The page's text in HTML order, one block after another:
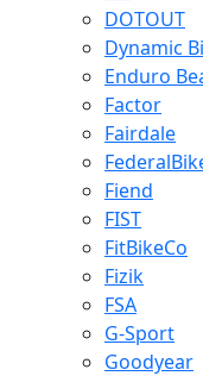
DOTOUT
Dynamic
Enduro
Factor
Fairdale
Fiend
FIST
FitBikeCo
Fizik
FSA
G-Sport
Goodyear